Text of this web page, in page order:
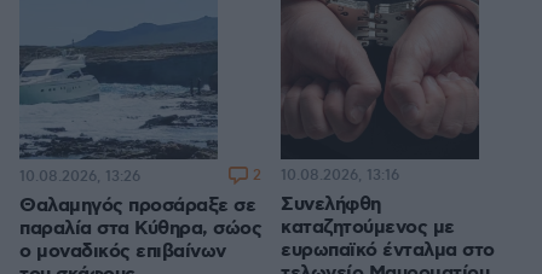
Θαλαμηγός προσάραξε σε
παραλία στα Κύθηρα, σώος
ο μοναδικός επιβαίνων
10.08.2026, 13:26 2
Συνελήφθη
καταζητούμενος με
ευρωπαϊκό ένταλμα στο
10.08.2026, 13:16